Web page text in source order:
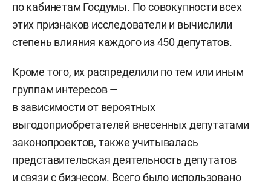
по кабинетам Госдумы. По совокупности всех
этих признаков исследователи и вычислили
степень влияния каждого из 450 депутатов.
Кроме того, их распределили по тем или иным
группам интересов —
в зависимости от вероятных
выгодоприобретателей внесенных депутатами
законопроектов, также учитывалась
представительская деятельность депутатов
и связи с бизнесом. Всего было использовано